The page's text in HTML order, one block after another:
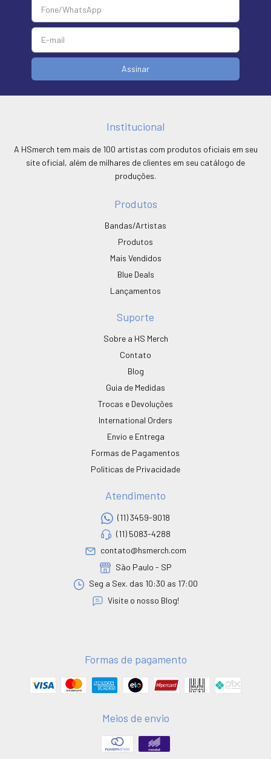
Institucional
A HSmerch tem mais de 100 artistas com produtos oficiais em seu
site oficial, além de milhares de clientes em seu catálogo de
produções.
Produtos
Bandas/Artistas
Produtos
Mais Vendidos
Blue Deals
Lançamentos
Suporte
Sobre a HS Merch
Contato
Blog
Guia de Medidas
Trocas e Devoluções
International Orders
Envio e Entrega
Formas de Pagamentos
Políticas de Privacidade
Atendimento
(11) 3459-9018
(11) 5083-4288
contato@hsmerch.com
São Paulo - SP
Seg a Sex. das 10:30 as 17:00
Visite o nosso Blog!
Formas de pagamento
Meios de envio